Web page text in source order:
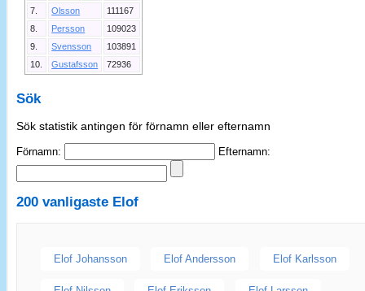
7.
Olsson
111167
8.
Persson
109023
9.
Svensson
103891
10.
Gustafsson 72936
Sök
Sök statistik antingen för förnamn eller efternamn
Förnamn: Efternamn:
200 vanligaste Elof
Elof Johansson Elof Andersson Elof Karlsson